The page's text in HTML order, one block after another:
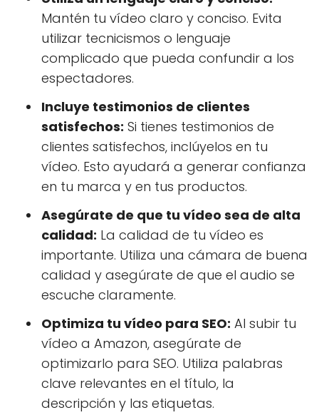
Mantén tu vídeo claro y conciso. Evita
utilizar tecnicismos o lenguaje
complicado que pueda confundir a los
espectadores.
Incluye testimonios de clientes
satisfechos: Si tienes testimonios de
clientes satisfechos, inclúyelos en tu
vídeo. Esto ayudará a generar confianza
en tu marca y en tus productos.
Asegúrate de que tu vídeo sea de alta
calidad: La calidad de tu vídeo es
importante. Utiliza una cámara de buena
calidad y asegúrate de que el audio se
escuche claramente.
Optimiza tu vídeo para SEO: Al subir tu
vídeo a Amazon, asegúrate de
optimizarlo para SEO. Utiliza palabras
clave relevantes en el título, la
descripción y las etiquetas.